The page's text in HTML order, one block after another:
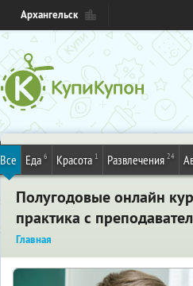
Архангельск
Все Еда 6 Красота 1 Развлечения 24
Полугодовые онлайн
практика с
Главная